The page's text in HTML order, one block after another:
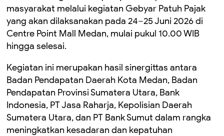
masyarakat melalui kegiatan Gebyar Patuh Pajak
yang akan dilaksanakan pada 24–25 Juni 2026 di
Centre Point Mall Medan, mulai pukul 10.00 WIB
hingga selesai.
Kegiatan ini merupakan hasil sinergittas antara
Badan Pendapatan Daerah Kota Medan, Badan
Pendapatan Provinsi Sumatera Utara, Bank
Indonesia, PT Jasa Raharja, Kepolisian Daerah
Sumatera Utara, dan PT Bank Sumut dalam rangka
meningkatkan kesadaran dan kepatuhan